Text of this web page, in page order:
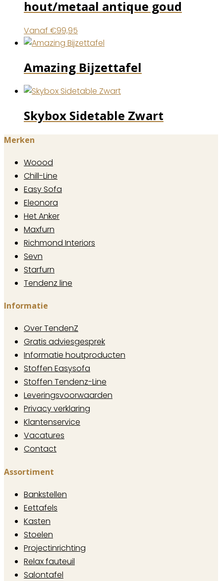
hout/metaal antique goud
Vanaf €99,95
Amazing Bijzettafel
Skybox Sidetable Zwart
Merken
Woood
Chill-Line
Easy Sofa
Eleonora
Het Anker
Maxfurn
Richmond Interiors
Sevn
Starfurn
Tendenz line
Informatie
Over TendenZ
Gratis adviesgesprek
Informatie houtproducten
Stoffen Easysofa
Stoffen Tendenz-Line
Leveringsvoorwaarden
Privacy verklaring
Klantenservice
Vacatures
Contact
Assortiment
Bankstellen
Eettafels
Kasten
Stoelen
Projectinrichting
Relax fauteuil
Salontafel